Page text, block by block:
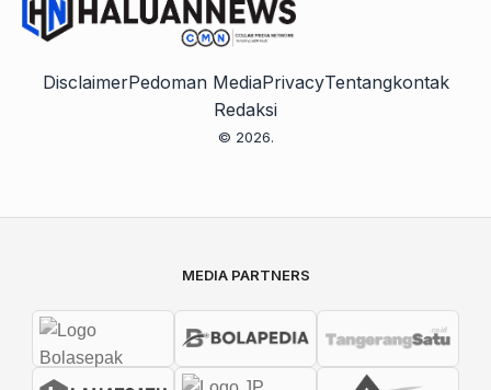
DisclaimerPedoman MediaPrivacyTentangkontak
Redaksi
© 2026.
MEDIA PARTNERS